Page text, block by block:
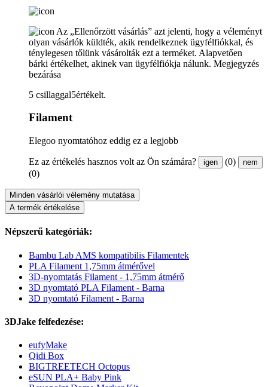
Az „Ellenőrzött vásárlás” azt jelenti, hogy a véleményt
olyan vásárlók küldték, akik rendelkeznek ügyfélfiókkal, és
ténylegesen tőlünk vásárolták ezt a terméket. Alapvetően
bárki értékelhet, akinek van ügyfélfiókja nálunk. Megjegyzés
bezárása
5 csillaggal5értékelt.
Filament
Elegoo nyomtatóhoz eddig ez a legjobb
Ez az értékelés hasznos volt az Ön számára? igen (0) nem
(0)
Minden vásárlói vélemény mutatása
A termék értékelése
Népszerű kategóriák:
Bambu Lab AMS kompatibilis Filamentek
PLA Filament 1,75mm átmérővel
3D-nyomtatás Filament - 1,75mm átmérő
3D nyomtató PLA Filament - Barna
3D nyomtató Filament - Barna
3DJake felfedezése:
eufyMake
Qidi Box
BIGTREETECH Octopus
eSUN PLA+ Baby Pink